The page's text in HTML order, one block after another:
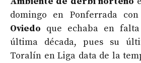
domingo en Ponferrada
Oviedo que echaba en
última década, pues su
Toralín en Liga data de la